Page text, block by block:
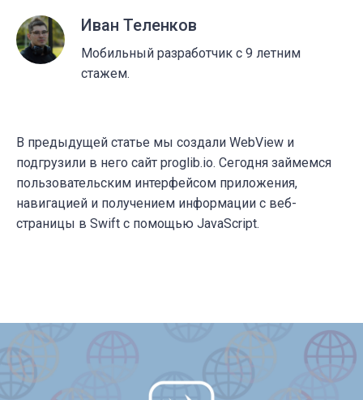
Иван Теленков
Мобильный разработчик с 9 летним
стажем.
В предыдущей статье мы создали WebView и
подгрузили в него сайт proglib.io. Сегодня займемся
пользовательским интерфейсом приложения,
навигацией и получением информации с веб-
страницы в Swift c помощью JavaScript.